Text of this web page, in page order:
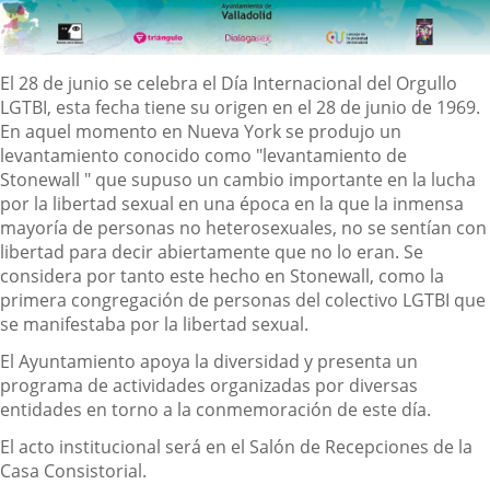
Content
El 28 de junio se celebra el Día Internacional del Orgullo
LGTBI, esta fecha tiene su origen en el 28 de junio de 1969.
En aquel momento en Nueva York se produjo un
levantamiento conocido como "levantamiento de
Stonewall " que supuso un cambio importante en la lucha
por la libertad sexual en una época en la que la inmensa
mayoría de personas no heterosexuales, no se sentían con
libertad para decir abiertamente que no lo eran. Se
considera por tanto este hecho en Stonewall, como la
primera congregación de personas del colectivo LGTBI que
se manifestaba por la libertad sexual.
El Ayuntamiento apoya la diversidad y presenta un
programa de actividades organizadas por diversas
entidades en torno a la conmemoración de este día.
El acto institucional será en el Salón de Recepciones de la
Casa Consistorial.